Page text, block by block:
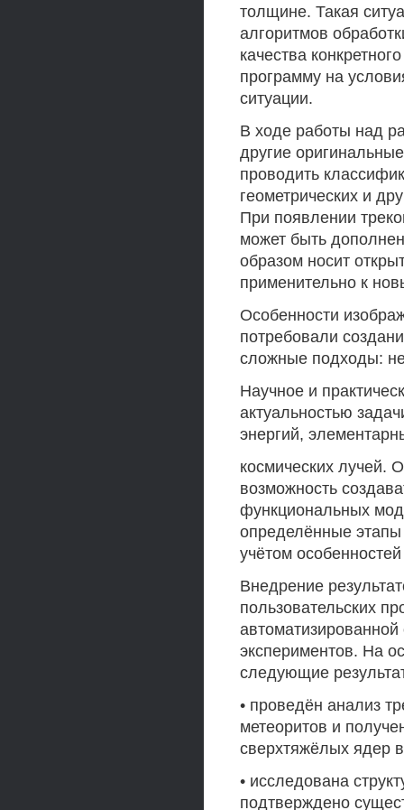
толщине. Такая
алгоритмов
качества
программу на
ситуации.
В ходе работы над
другие
проводить
геометрических и
При появлении
может быть
образом носит
применительно к
Особенности
потребовали
сложные подходы:
Научное и
актуальностью
энергий,
космических лучей.
возможность
функциональных
определённые этапы
учётом
Внедрение
пользовательских
автоматизированной
экспериментов. На
следующие
• проведён анализ
метеоритов и
сверхтяжёлых ядер
• исследована
подтверждено